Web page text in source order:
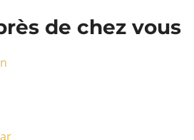
de chez vous